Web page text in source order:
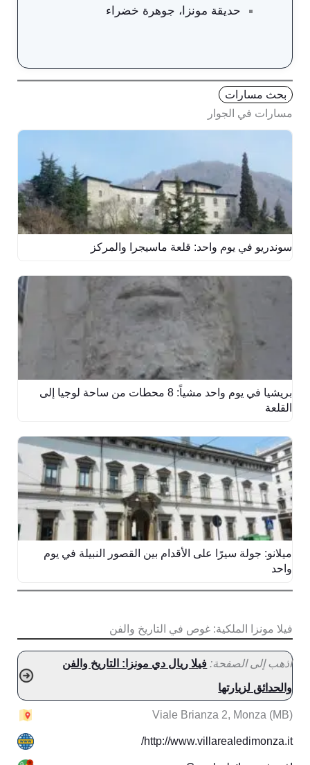
حديقة مونزا، جوهرة خضراء
مسارات في الجوار
بحث مسارات
سوندريو في يوم واحد: قلعة ماسيجرا والمركز
بريشيا في يوم واحد مشياً: 8 محطات من ساحة لوجيا إلى
القلعة
ميلانو: جولة سيرًا على الأقدام بين القصور النبيلة في يوم
واحد
فيلا مونزا الملكية: غوص في التاريخ والفن
اذهب إلى الصفحة: فيلا ريال دي مونزا: التاريخ والفن
والحدائق لزيارتها
Viale Brianza 2, Monza (MB)
http://www.villarealedimonza.it/